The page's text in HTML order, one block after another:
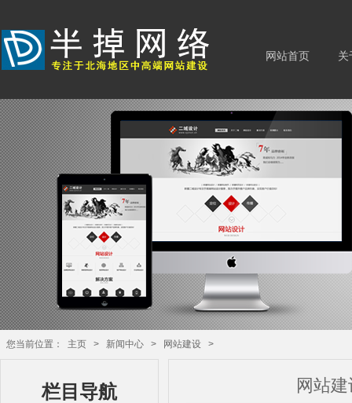
网站首页 关
您当前位置： 主页 > 新闻中心 > 网站建设 >
栏目导航 网站